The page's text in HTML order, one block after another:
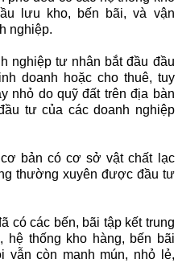
lưu kho, bến bãi, và vận
nghiệp.
nghiệp tư nhân bắt đầu đầu
doanh hoặc cho thuê, tuy
nhỏ do quỹ đất trên địa bàn
tư của các doanh nghiệp
bản có cơ sở vật chất lạc
thường xuyên được đầu tư
có các bến, bãi tập kết trung
hệ thống kho hàng, bến bãi
vẫn còn manh mún, nhỏ lẻ,